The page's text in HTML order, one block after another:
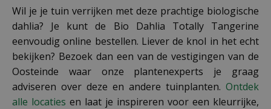
Wil je je tuin verrijken met deze prachtige biologische
dahlia? Je kunt de Bio Dahlia Totally Tangerine
eenvoudig online bestellen. Liever de knol in het echt
bekijken? Bezoek dan een van de vestigingen van de
Oosteinde waar onze plantenexperts je graag
adviseren over deze en andere tuinplanten. Ontdek
alle locaties en laat je inspireren voor een kleurrijke,